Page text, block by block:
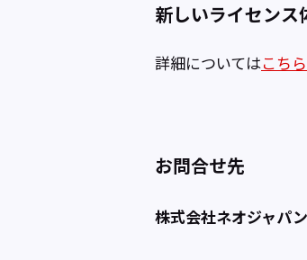
新しいライセンス
詳細についてはこちら
お問合せ先
株式会社ネオジャパン